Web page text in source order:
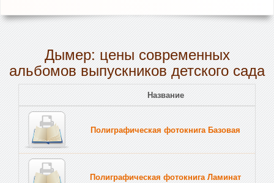
Дымер: цены современных
альбомов выпускников детского сада
Название
Полиграфическая фотокнига Базовая
Полиграфическая фотокнига Ламинат